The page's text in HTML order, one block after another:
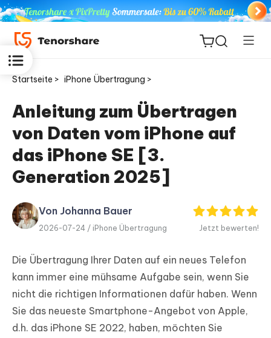
ReiBoot
for iOS
PDNob
Editor
Startseite > iPhone Übertragung >
Anleitung zum Übertragen
von Daten vom iPhone auf
das iPhone SE [3.
Generation 2025]
Von Johanna Bauer
2026-07-24 / iPhone Übertragung Jetzt bewerten!
Die Übertragung Ihrer Daten auf ein neues Telefon
kann immer eine mühsame Aufgabe sein, wenn Sie
nicht die richtigen Informationen dafür haben. Wenn
Sie das neueste Smartphone-Angebot von Apple,
d.h. das iPhone SE 2022, haben, möchten Sie